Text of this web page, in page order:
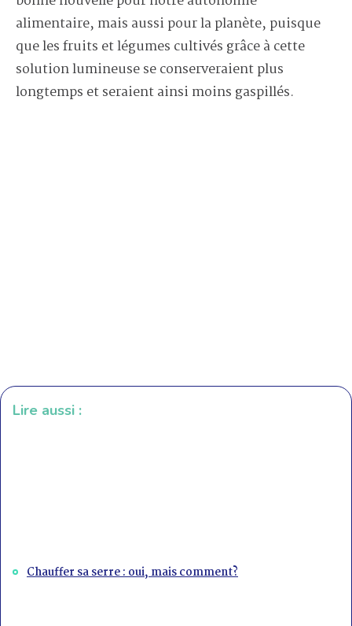
alimentaire, mais aussi pour la planète, puisque
que les fruits et légumes cultivés grâce à cette
solution lumineuse se conserveraient plus
longtemps et seraient ainsi moins gaspillés.
Lire aussi :
Chauffer sa serre : oui, mais comment?